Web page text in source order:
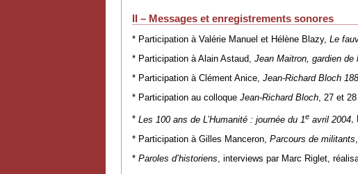
II – Messages et enregistrements sonores
* Participation à Valérie Manuel et Hélène Blazy, Le
* Participation à Alain Astaud, Jean Maitron, gardien de
* Participation à Clément Anice, Jean-Richard Bloch
* Participation au colloque Jean-Richard Bloch, 27 et
* Les 100 ans de L’Humanité : journée du 1e avril 2004,
* Participation à Gilles Manceron, Parcours de militants
* Paroles d’historiens , interviews par Marc Riglet,